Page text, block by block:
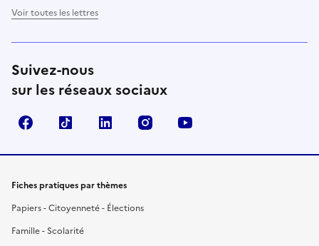
Voir toutes les lettres
Suivez-nous
sur les réseaux sociaux
FacebookTikTok LinkedIn Instagram
Fiches pratiques par thèmes
Papiers - Citoyenneté - Élections
Famille - Scolarité